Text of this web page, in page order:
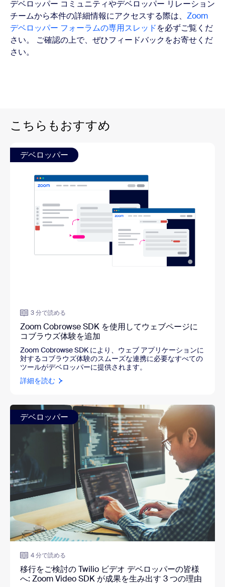
デベロッパー コミュニティやデベロッパー リレーション
チームから本件の詳細情報にアクセスする際は、 Zoom
デベロッパー フォーラムの専用スレッドを必ずご覧くだ
さい。 ご確認の上で、ぜひフィードバックをお寄せくだ
さい。
こちらもおすすめ
デベロッパー
3 分で読める
Zoom Cobrowse SDK を使用してウェブページに
コブラウズ体験を追加
Zoom Cobrowse SDK により、ウェブ アプリケーションに
対するコブラウズ体験のスムーズな連携に必要なすべての
ツールがデベロッパーに提供されます。
詳細を読む
デベロッパー
4 分で読める
移行をご検討の Twilio ビデオ デベロッパーの皆様
へ: Zoom Video SDK が成果を生み出す 3 つの理由